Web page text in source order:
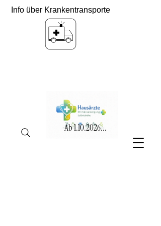
Ab1.10.2026...
Info über Krankentransporte